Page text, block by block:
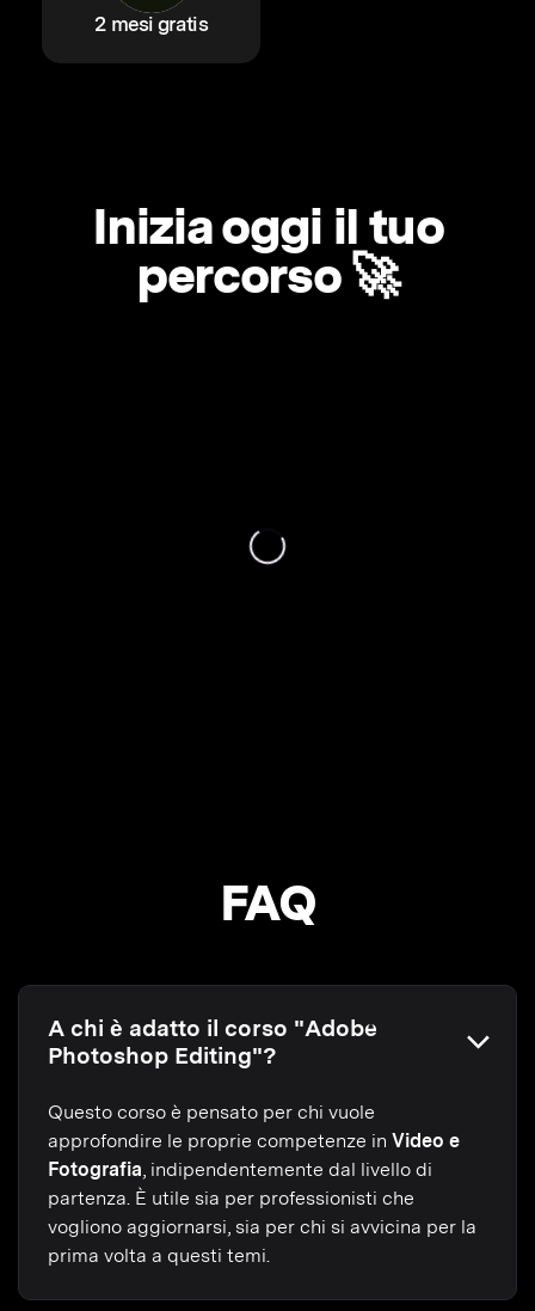
2 mesi gratis
Inizia oggi il tuo
percorso 🚀
FAQ
A chi è adatto il corso "Adobe
Photoshop Editing"?
Questo corso è pensato per chi vuole
approfondire le proprie competenze in Video e
Fotografia , indipendentemente dal livello di
partenza. È utile sia per professionisti che
vogliono aggiornarsi, sia per chi si avvicina per la
prima volta a questi temi.